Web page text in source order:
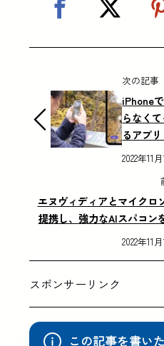
次の記事
iPhone
らなく
るアプ
2022年11
エヌヴィディアとマイクロ
提携し、強力なAIスパコン
2022年11
スポンサーリンク
この記事を書い